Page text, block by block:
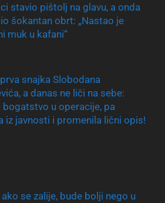
stavio pištolj na glavu, a onda
šokantan obrt: „Nastao je
muk u kafani“
snajka Slobodana
a danas ne liči na sebe:
bogatstvo u operacije, pa
iz javnosti i promenila lični opis!
ako se zalije, bude bolji nego u